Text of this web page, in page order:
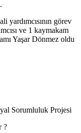
görev
ve 1 kaymakam
Yaşar Dönmez oldu
Sorumluluk Projesi
?